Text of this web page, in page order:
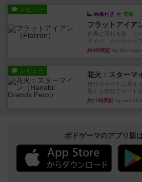
レビュー
画像付き 充実
フラットアイア
世界に浸れる
タイパ ☆☆☆☆☆マ
約9時間前 by
レビュー 花火：スターマ
自分のカードは見え
見える状態でカード
約11時間前 by mob567
ボドゲーマのアプリ版